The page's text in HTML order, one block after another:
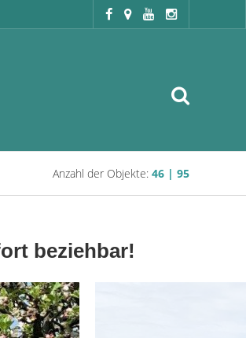
Anzahl der Objekte: 46 | 95
beziehbar!